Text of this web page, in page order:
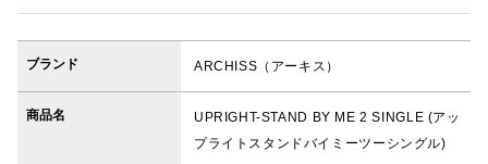
ブランド ARCHISS（アーキス）
商品名
UPRIGHT-STAND BY ME 2 SINGLE (アッ
プライトスタンドバイミーツーシングル)